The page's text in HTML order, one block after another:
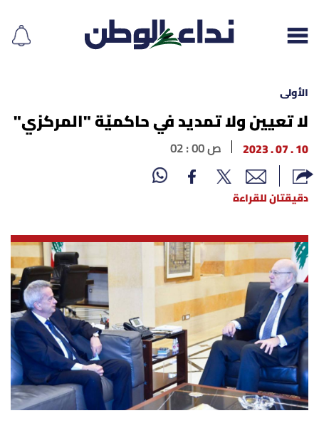
إقرأ الجريدة
لبنان
نداء اليوم
محليات
أسرار
متفرقات
نداء القرّاء
الأولى
لا تعيين ولا تمديد في حاكميّة "المركزي"
10 . 07 . 2023 02 : 00 ص
دقيقتان للقراءة